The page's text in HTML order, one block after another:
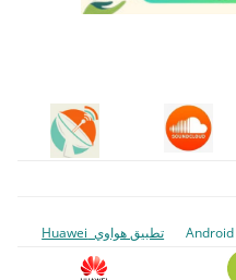
تطبيق هواوي Huawei